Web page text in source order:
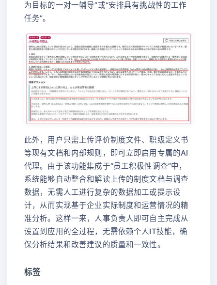
为目标的一对一辅导”或“安排具有挑战性的工作
任务”。
此外，用户只需上传评价制度文件、职级定义书
等现有文档和内部规则，即可立即启用专属的AI
代理。由于该功能集成于“员工积极性调查”中，
系统能够自动整合和解读上传的制度文档与调查
数据，无需人工进行复杂的数据加工或提示设
计，从而实现基于企业实际制度和运营情况的精
准分析。这样一来，人事负责人即可自主完成从
设置到应用的全过程，无需依赖个人IT技能，确
保分析结果和改善建议的质量和一致性。
标签